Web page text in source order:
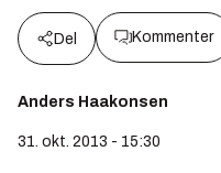
Del Kommenter
Anders Haakonsen
31. okt. 2013 - 15:30